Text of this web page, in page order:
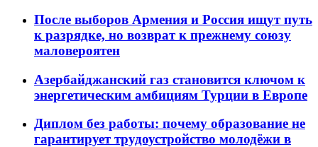
После выборов Армения и Россия ищут путь
к разрядке, но возврат к прежнему союзу
маловероятен
Азербайджанский газ становится ключом к
энергетическим амбициям Турции в Европе
Диплом без работы: почему образование не
гарантирует трудоустройство молодёжи в